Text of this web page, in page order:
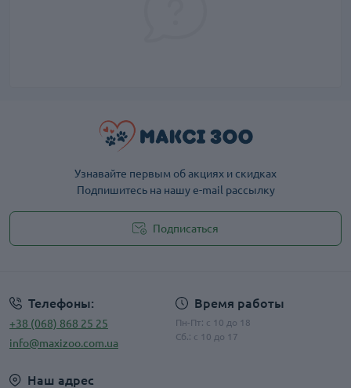
Узнавайте первым об акциях и скидках
Подпишитесь на нашу e-mail рассылку
Подписаться
Телефоны:
+38 (068) 868 25 25
info@maxizoo.com.ua
Время работы
Пн-Пт: с 10 до 18
Сб.: с 10 до 17
Наш адрес